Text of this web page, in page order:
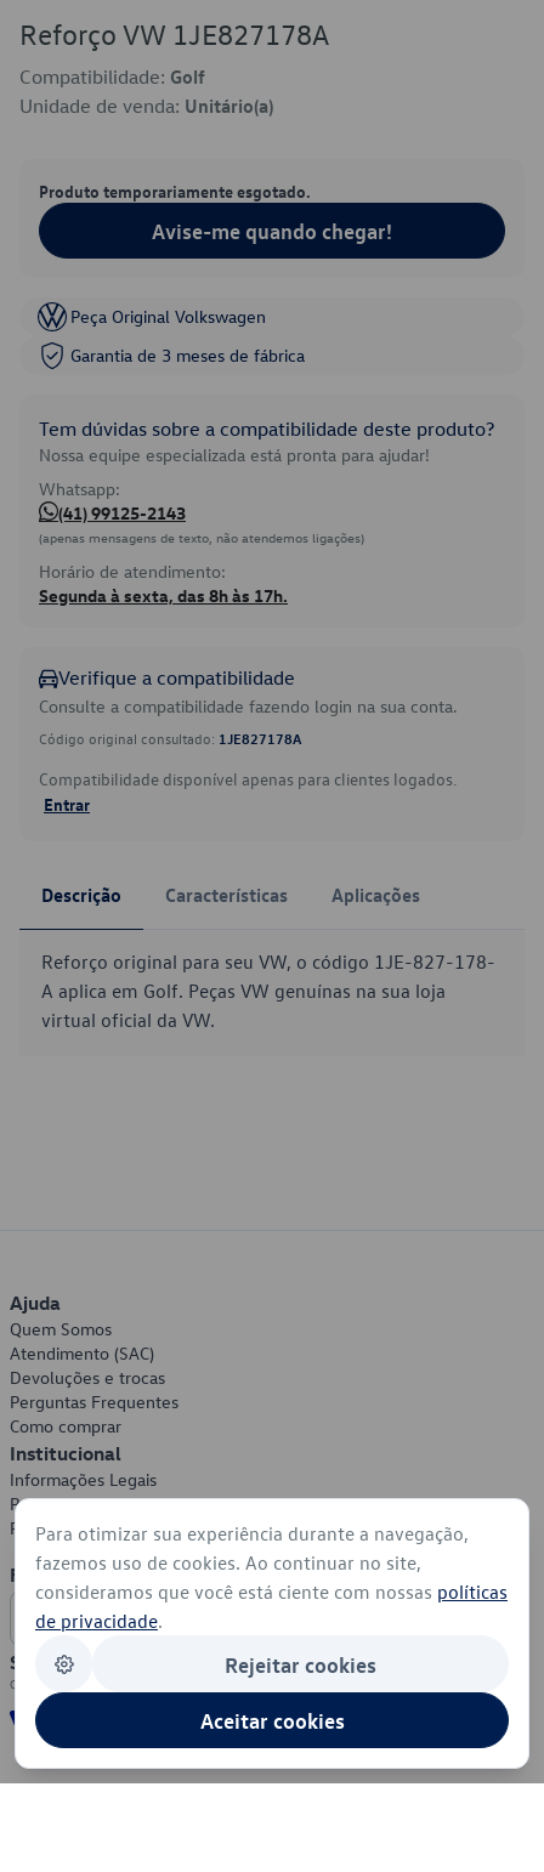
Reforço VW 1JE827178A
Compatibilidade: Golf
Unidade de venda: Unitário(a)
Produto temporariamente esgotado.
Avise-me quando chegar!
Peça Original Volkswagen
Garantia de 3 meses de fábrica
Tem dúvidas sobre a compatibilidade deste produto?
Nossa equipe especializada está pronta para ajudar!
Whatsapp:
(41) 99125-2143
(apenas mensagens de texto, não atendemos ligações)
Horário de atendimento:
Segunda à sexta, das 8h às 17h.
Verifique a compatibilidade
Consulte a compatibilidade fazendo login na sua conta.
Código original consultado: 1JE827178A
Compatibilidade disponível apenas para clientes logados.
Entrar
Descrição Características Aplicações
Reforço original para seu VW, o código 1JE-827-178-
A aplica em Golf. Peças VW genuínas na sua loja
virtual oficial da VW.
Ajuda
Quem Somos
Atendimento (SAC)
Devoluções e trocas
Perguntas Frequentes
Como comprar
Institucional
Informações Legais
Política de Privacidade
Política de Cookies
Formas de Pagamento
Segurança
Para otimizar sua experiência durante a navegação,
fazemos uso de cookies. Ao continuar no site,
consideramos que você está ciente com nossas políticas
de privacidade.
Rejeitar cookies
Aceitar cookies